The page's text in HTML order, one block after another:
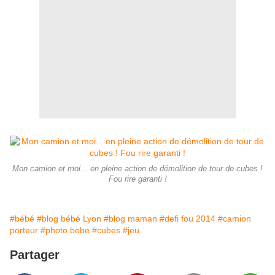
Mon camion et moi... en pleine action de démolition de tour de cubes !
Fou rire garanti !
#bébé #blog bébé Lyon #blog maman #defi fou 2014 #camion
porteur #photo bebe #cubes #jeu
Partager